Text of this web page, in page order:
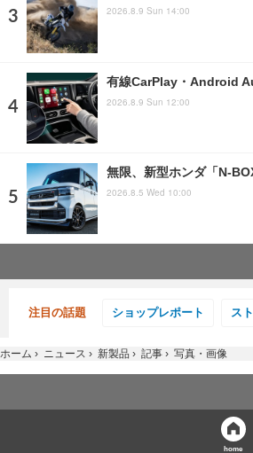
2026.8.9 Sun 14:00
有線CarPlay・Android
2026.8.9 Sun 12:00
無限、新型ホンダ「N-
2026.8.5 Wed 10:00
注目の話題 ショップレポート ス
ホーム › ニュース › 新製品 › 記事 › 写真・画像
home